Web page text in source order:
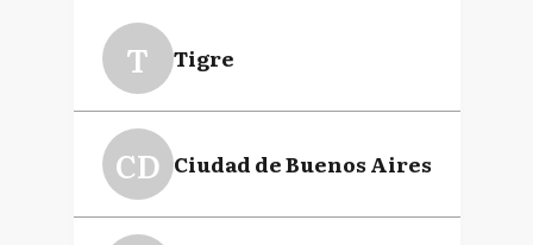
T Tigre
CD Ciudad de Buenos Aires